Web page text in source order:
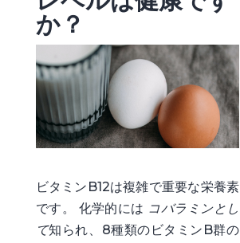
か？
ビタミンB12は複雑で重要な栄養素
です。 化学的には コバラミンとし
て知られ、8種類のビタミンB群の